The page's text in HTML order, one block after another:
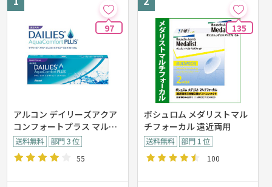
97
アルコン デイリーズアクア
コンフォートプラス マルチ
フォーカル 遠近両用【30枚
入り】
55
135
ボシュロム メダリストマル
チフォーカル 遠近両用
100